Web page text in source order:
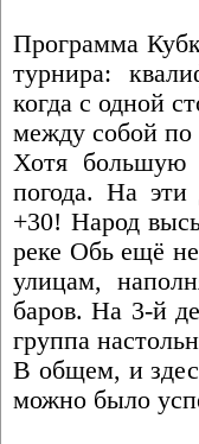
Программа
турнира:
когда с одной
между собой по
Хотя большую
погода. На эти
+30! Народ
реке Обь ещё
улицам,
баров. На 3-й
группа
В общем, и
можно было